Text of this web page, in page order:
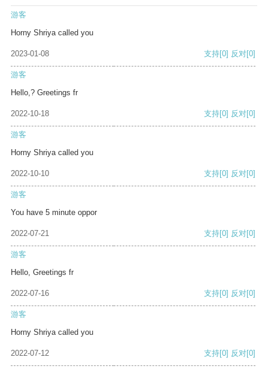
游客
Horny Shriya called you
2023-01-08 支持[0] 反对[0]
游客
Hello,? Greetings fr
2022-10-18 支持[0] 反对[0]
游客
Horny Shriya called you
2022-10-10 支持[0] 反对[0]
游客
You have 5 minute oppor
2022-07-21 支持[0] 反对[0]
游客
Hello, Greetings fr
2022-07-16 支持[0] 反对[0]
游客
Horny Shriya called you
2022-07-12 支持[0] 反对[0]